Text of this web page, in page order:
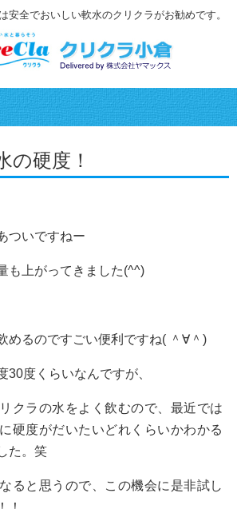
安全でおいしい軟水のクリクラがお勧めです。
の硬度！
ついですねー
も上がってきました(^^)
めるのですごい便利ですね( ＾∀＾)
30度くらいなんですが、
クラの水をよく飲むので、最近では
硬度がだいたいどれくらいかわかる
た。笑
ると思うので、この機会に是非試し